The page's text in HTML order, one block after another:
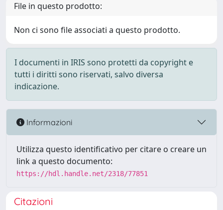
File in questo prodotto:
Non ci sono file associati a questo prodotto.
I documenti in IRIS sono protetti da copyright e
tutti i diritti sono riservati, salvo diversa
indicazione.
Informazioni
Utilizza questo identificativo per citare o creare un
link a questo documento:
https://hdl.handle.net/2318/77851
Citazioni